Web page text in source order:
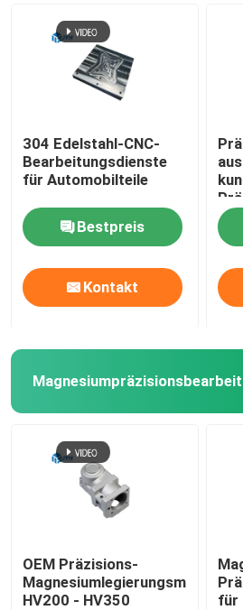
304 Edelstahl-CNC-
Bearbeitungsdienste
für Automobilteile
Bestpreis
Kontakt
OEM Präzisions-
HV200 - HV350
für